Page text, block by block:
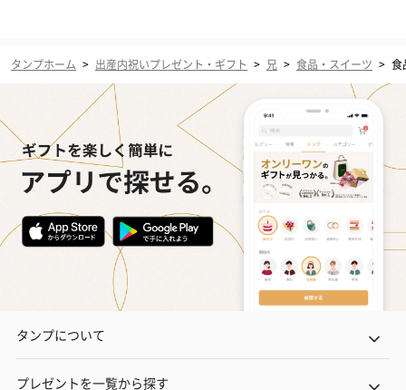
タンプホーム > 出産内祝いプレゼント・ギフト > 兄 > 食品・スイーツ > 食
タンプについて
プレゼントを一覧から探す